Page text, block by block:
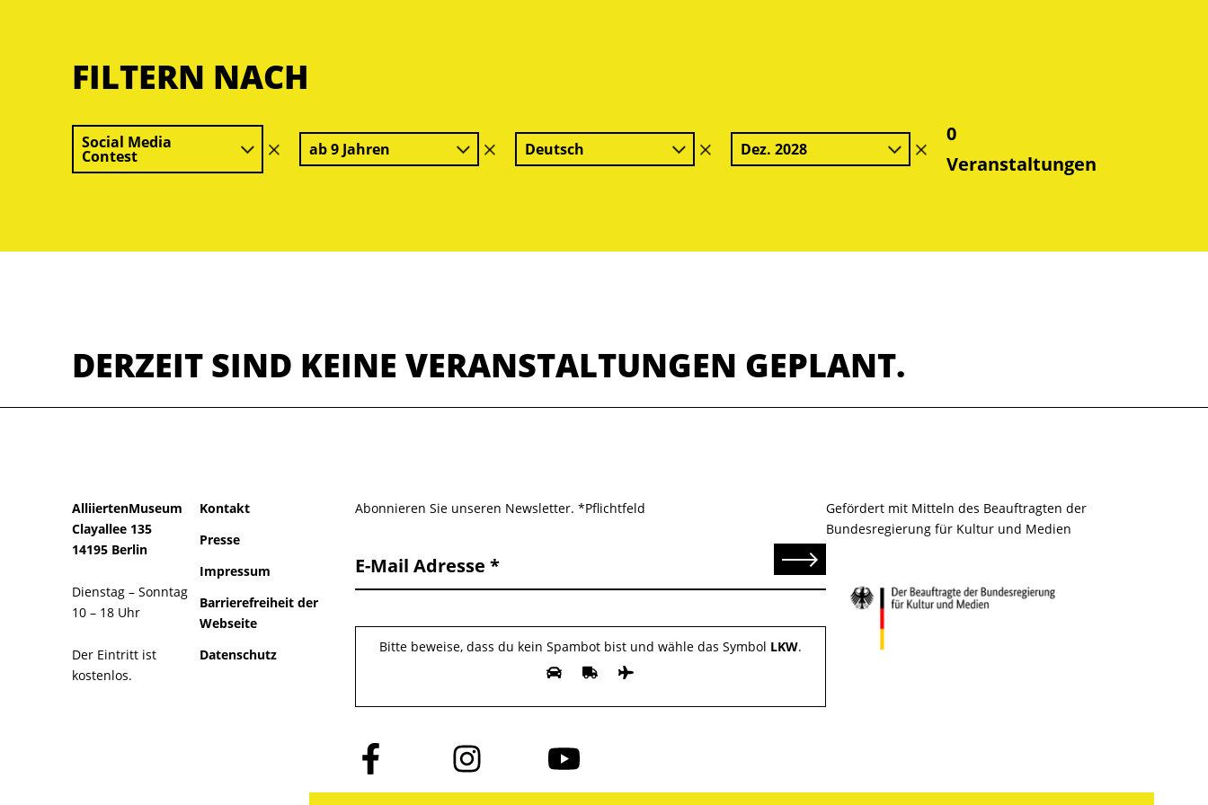
FILTERN NACH
Social Media
Contest
Filter
löschen
ab 9 Jahren
Filter
löschen
Deutsch
Filter
löschen
Dez. 2028
Filter
löschen
0
Veranstaltungen
DERZEIT SIND KEINE VERANSTALTUNGEN GEPLANT.
AlliiertenMuseum
Clayallee 135
14195 Berlin
Dienstag – Sonntag
10 – 18 Uhr
Der Eintritt ist
kostenlos.
Kontakt
Presse
Impressum
Barrierefreiheit der
Webseite
Datenschutz
Abonnieren Sie unseren Newsletter. *Pflichtfeld
E-Mail Adresse Senden
Bitte beweise, dass du kein Spambot bist und wähle das Symbol LKW.
Folge
uns
auf
Folge
uns
auf
Folge
uns
auf
Gefördert mit Mitteln des Beauftragten der
Bundesregierung für Kultur und Medien